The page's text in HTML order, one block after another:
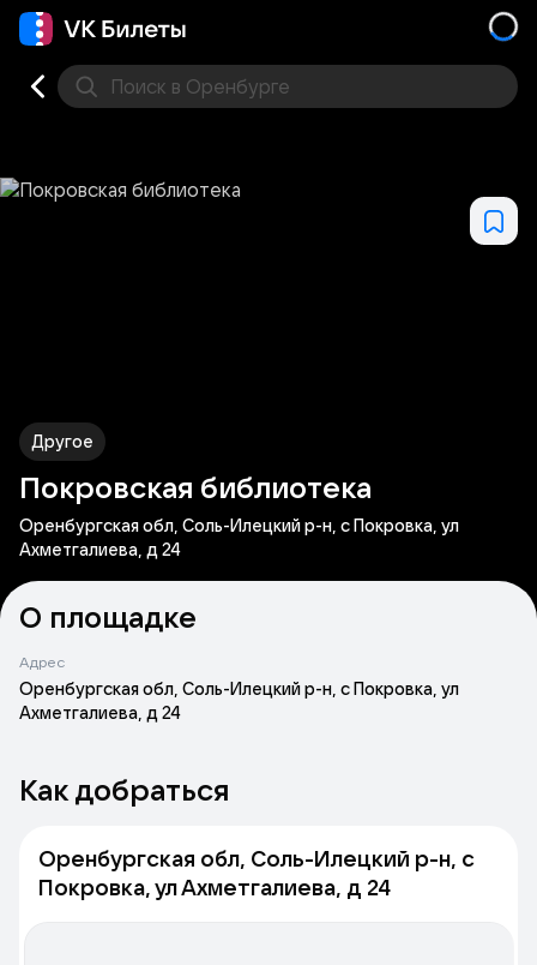
Поиск в Оренбурге
Другое
Покровская библиотека
Оренбургская обл, Соль-Илецкий р-н, с Покровка, ул
Ахметгалиева, д 24
О площадке
Адрес
Оренбургская обл, Соль-Илецкий р-н, с Покровка, ул
Ахметгалиева, д 24
Как добраться
Оренбургская обл, Соль-Илецкий р-н, с
Покровка, ул Ахметгалиева, д 24